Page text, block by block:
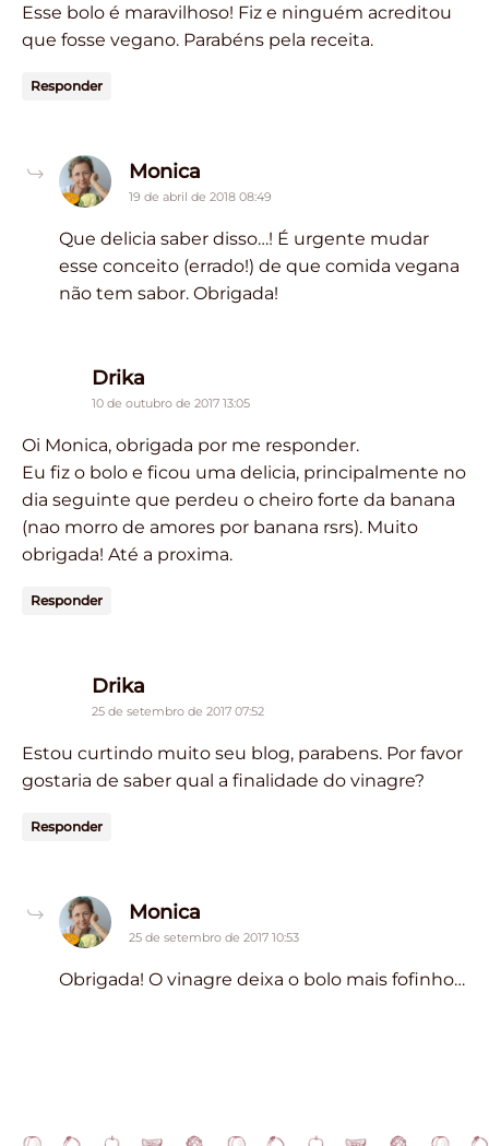
Esse bolo é maravilhoso! Fiz e ninguém acreditou
que fosse vegano. Parabéns pela receita.
Responder
Monica
19 de abril de 2018 08:49
Que delicia saber disso…! É urgente mudar
esse conceito (errado!) de que comida vegana
não tem sabor. Obrigada!
Drika
10 de outubro de 2017 13:05
Oi Monica, obrigada por me responder.
Eu fiz o bolo e ficou uma delicia, principalmente no
dia seguinte que perdeu o cheiro forte da banana
(nao morro de amores por banana rsrs). Muito
obrigada! Até a proxima.
Responder
Drika
25 de setembro de 2017 07:52
Estou curtindo muito seu blog, parabens. Por favor
gostaria de saber qual a finalidade do vinagre?
Responder
Monica
25 de setembro de 2017 10:53
Obrigada! O vinagre deixa o bolo mais fofinho…